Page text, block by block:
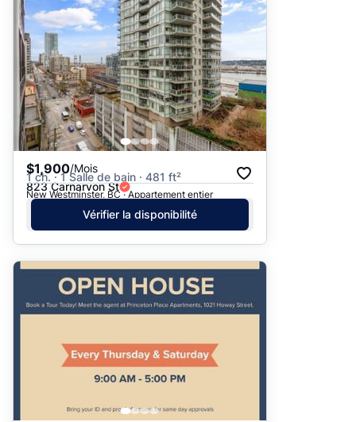
$1,900/Mois
1 ch. · 1 Salle de bain · 481 ft²
823 Carnarvon St
New Westminster, BC · Appartement entier
Vérifier la disponibilité